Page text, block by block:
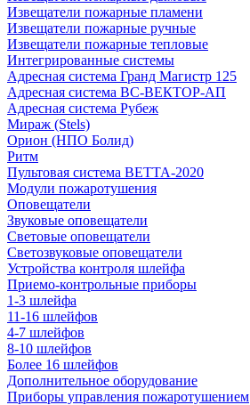
Извещатели пожарные пламени
Извещатели пожарные ручные
Извещатели пожарные тепловые
Интегрированные системы
Адресная система Гранд Магистр 125
Адресная система ВС-ВЕКТОР-АП
Адресная система Рубеж
Мираж (Stels)
Орион (НПО Болид)
Ритм
Пультовая система ВЕТТА-2020
Модули пожаротушения
Оповещатели
Звуковые оповещатели
Световые оповещатели
Светозвуковые оповещатели
Устройства контроля шлейфа
Приемо-контрольные приборы
1-3 шлейфа
11-16 шлейфов
4-7 шлейфов
8-10 шлейфов
Более 16 шлейфов
Дополнительное оборудование
Приборы управления пожаротушением